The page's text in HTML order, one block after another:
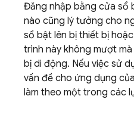
Đăng nhập bằng cửa sổ
nào cũng lý tưởng cho
sổ bật lên bị thiết bị
trình này không mượt
bị di động. Nếu việc sử
vấn đề cho ứng dụng
làm theo một trong các